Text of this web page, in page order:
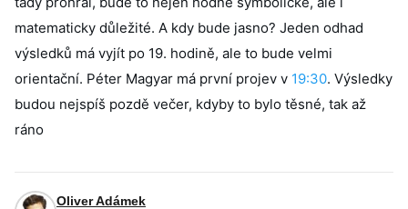
matematicky důležité. A kdy bude jasno? Jeden odhad
výsledků má vyjít po 19. hodině, ale to bude velmi
orientační. Péter Magyar má první projev v 19:30. Výsledky
budou nejspíš pozdě večer, kdyby to bylo těsné, tak až
ráno
Oliver Adámek